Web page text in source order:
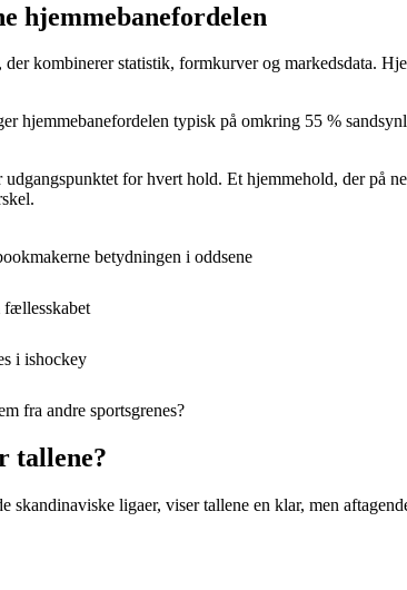
hjemmebanefordelen
kombinerer statistik, formkurver og markedsdata.
hjemmebanefordelen typisk på omkring 55 %
for hvert hold. Et hjemmehold, der
betydningen i oddsene
i ishockey
fra andre sportsgrenes?
tallene?
skandinaviske ligaer, viser tallene en klar, men